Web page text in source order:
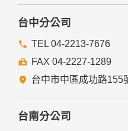
與公務機關或學術研究機構
研究而有必要，且資料經過提
無從識別特定之當事人。
當您在網站的行為，違反服
揭露您的個人資料是為了辨識
者。
本網站委託廠商協助蒐集、
委外廠商或個人善盡監督管理
台中分公司
TEL 04-2213-7676
FAX 04-2227-1289
台中市中區成功路155
台南分公司